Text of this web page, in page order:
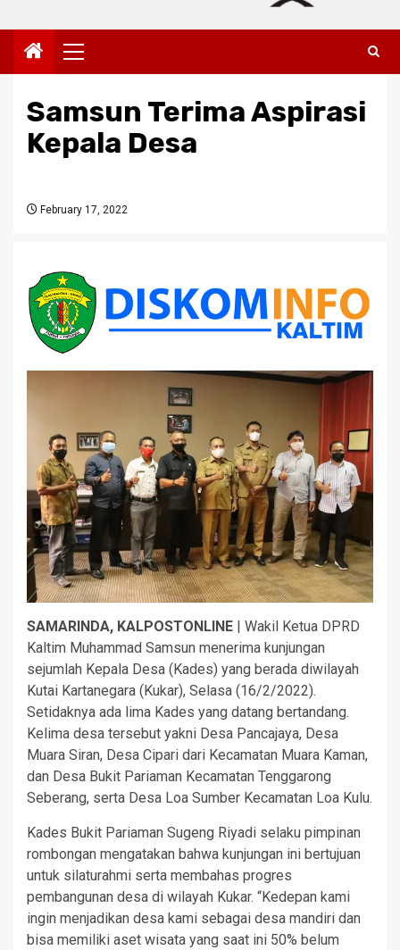
Primary
Menu
Samsun Terima Aspirasi
Kepala Desa
February 17, 2022
SAMARINDA, KALPOSTONLINE | Wakil Ketua DPRD
Kaltim Muhammad Samsun menerima kunjungan
sejumlah Kepala Desa (Kades) yang berada diwilayah
Kutai Kartanegara (Kukar), Selasa (16/2/2022).
Setidaknya ada lima Kades yang datang bertandang.
Kelima desa tersebut yakni Desa Pancajaya, Desa
Muara Siran, Desa Cipari dari Kecamatan Muara Kaman,
dan Desa Bukit Pariaman Kecamatan Tenggarong
Seberang, serta Desa Loa Sumber Kecamatan Loa Kulu.
Kades Bukit Pariaman Sugeng Riyadi selaku pimpinan
rombongan mengatakan bahwa kunjungan ini bertujuan
untuk silaturahmi serta membahas progres
pembangunan desa di wilayah Kukar. “Kedepan kami
ingin menjadikan desa kami sebagai desa mandiri dan
bisa memiliki aset wisata yang saat ini 50% belum